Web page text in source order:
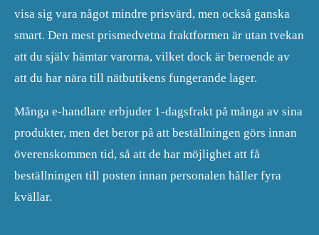
visa sig vara något mindre prisvärd, men också ganska
smart. Den mest prismedvetna fraktformen är utan tvekan
att du själv hämtar varorna, vilket dock är beroende av
att du har nära till nätbutikens fungerande lager.
Många e-handlare erbjuder 1-dagsfrakt på många av sina
produkter, men det beror på att beställningen görs innan
överenskommen tid, så att de har möjlighet att få
beställningen till posten innan personalen håller fyra
kvällar.